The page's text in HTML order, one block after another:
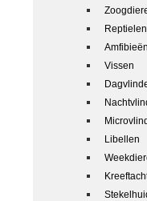
Reptielen
Amfibieën
Vissen
Libellen